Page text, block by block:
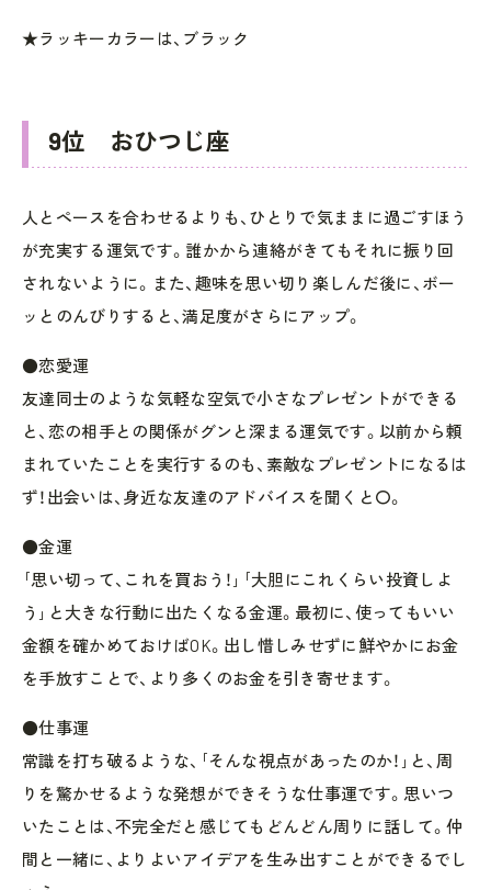
★ラッキーカラーは、ブラック
9位 おひつじ座
人とペースを合わせるよりも、ひとりで気ままに過ごすほう
が充実する運気です。誰かから連絡がきてもそれに振り回
されないように。また、趣味を思い切り楽しんだ後に、ボー
ッとのんびりすると、満足度がさらにアップ。
●恋愛運
友達同士のような気軽な空気で小さなプレゼントができる
と、恋の相手との関係がグンと深まる運気です。以前から頼
まれていたことを実行するのも、素敵なプレゼントになるは
ず！出会いは、身近な友達のアドバイスを聞くと〇。
●金運
｢思い切って、これを買おう！｣｢大胆にこれくらい投資しよ
う｣と大きな行動に出たくなる金運。最初に、使ってもいい
金額を確かめておけばOK。出し惜しみせずに鮮やかにお金
を手放すことで、より多くのお金を引き寄せます。
●仕事運
常識を打ち破るような、｢そんな視点があったのか！｣と、周
りを驚かせるような発想ができそうな仕事運です。思いつ
いたことは、不完全だと感じてもどんどん周りに話して。仲
間と一緒に、よりよいアイデアを生み出すことができるでし